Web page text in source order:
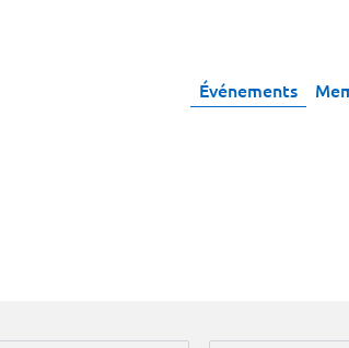
Événements